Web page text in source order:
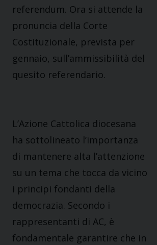
referendum. Ora si attende la
pronuncia della Corte
Costituzionale, prevista per
gennaio, sull’ammissibilità del
quesito referendario.
L’Azione Cattolica diocesana
ha sottolineato l’importanza
di mantenere alta l’attenzione
su un tema che tocca da vicino
i principi fondanti della
democrazia. Secondo i
rappresentanti di AC, è
fondamentale garantire che in